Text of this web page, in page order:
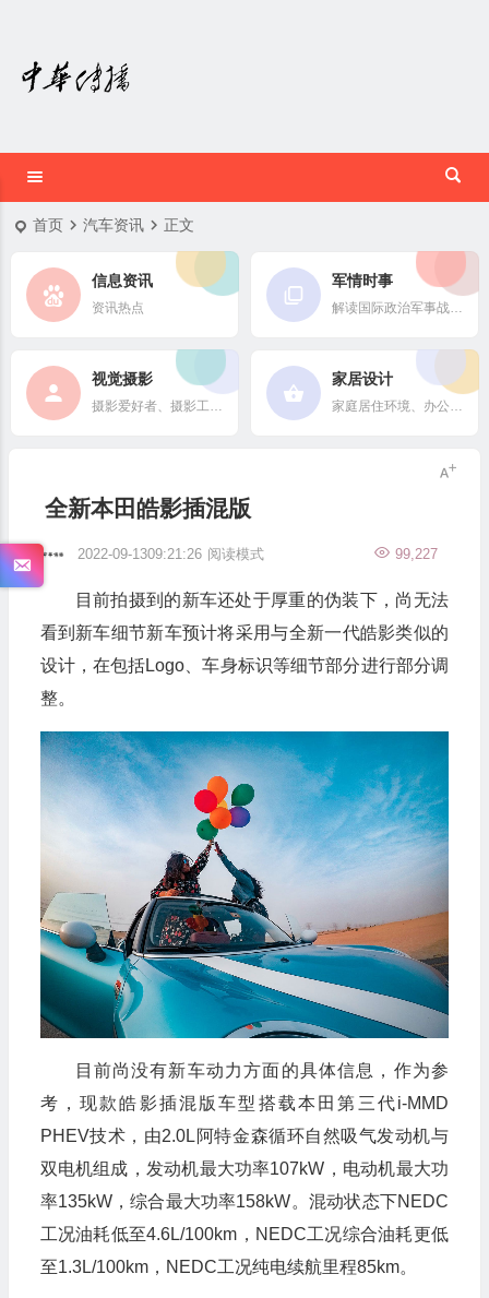
首页 汽车资讯 正文
信息资讯
资讯热点
军情时事
解读国际政治军事战略格局
视觉摄影
摄影爱好者、摄影工作者及摄影行业信息
家居设计
家庭居住环境、办公场所、公共空间陈设风格以设计搭配
全新本田皓影插混版
2022-09-1309:21:26 99,227
阅读模式
目前拍摄到的新车还处于厚重的伪装下，尚无法
看到新车细节新车预计将采用与全新一代皓影类似的
设计，在包括Logo、车身标识等细节部分进行部分调
整。
目前尚没有新车动力方面的具体信息，作为参
考，现款皓影插混版车型搭载本田第三代i-MMD
PHEV技术，由2.0L阿特金森循环自然吸气发动机与
双电机组成，发动机最大功率107kW，电动机最大功
率135kW，综合最大功率158kW。混动状态下NEDC
工况油耗低至4.6L/100km，NEDC工况综合油耗更低
至1.3L/100km，NEDC工况纯电续航里程85km。